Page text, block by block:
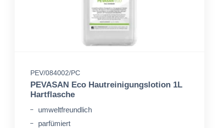
PEV/084002/PC
PEVASAN Eco Hautreinigungslotion 1L
Hartflasche
umweltfreundlich
parfümiert